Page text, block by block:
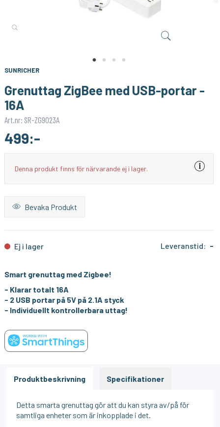
SUNRICHER
Grenuttag ZigBee med USB-portar -
16A
Art.nr: SR-ZG9023A
499:-
Denna produkt finns för närvarande ej i lager.
Bevaka Produkt
Ej i lager Leveranstid: -
Smart grenuttag med Zigbee!
- Klarar totalt 16A
- 2 USB portar på 5V på 2.1A styck
- Individuellt kontrollerbara uttag!
Produktbeskrivning Specifikationer
Detta smarta grenuttag gör att du kan styra av/på för
samtliga enheter som är inkopplade i det.